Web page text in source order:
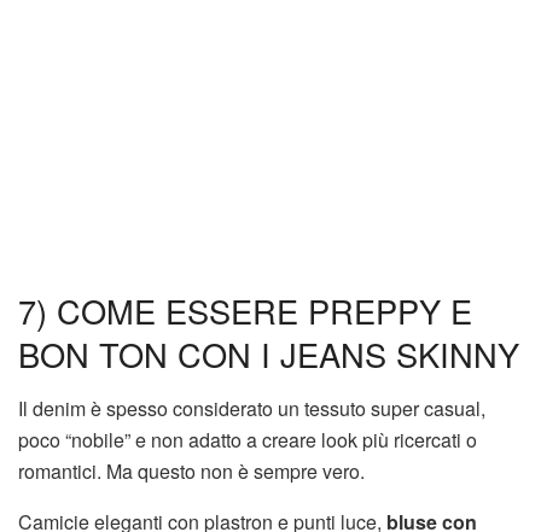
7) COME ESSERE PREPPY E
BON TON CON I JEANS SKINNY
Il denim è spesso considerato un tessuto super casual,
poco “nobile” e non adatto a creare look più ricercati o
romantici. Ma questo non è sempre vero.
Camicie eleganti con plastron e punti luce, bluse con